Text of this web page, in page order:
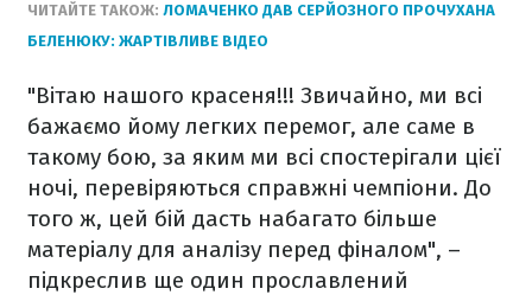
ЧИТАЙТЕ ТАКОЖ: ЛОМАЧЕНКО ДАВ СЕРЙОЗНОГО ПРОЧУХАНА
БЕЛЕНЮКУ: ЖАРТІВЛИВЕ ВІДЕО
"Вітаю нашого красеня!!! Звичайно, ми всі
бажаємо йому легких перемог, але саме в
такому бою, за яким ми всі спостерігали цієї
ночі, перевіряються справжні чемпіони. До
того ж, цей бій дасть набагато більше
матеріалу для аналізу перед фіналом", –
підкреслив ще один прославлений